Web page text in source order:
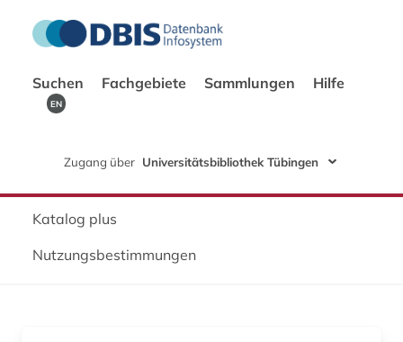
Suchen Fachgebiete Sammlungen Hilfe
EN
Zugang über Universitätsbibliothek Tübingen
Katalog plus
Nutzungsbestimmungen